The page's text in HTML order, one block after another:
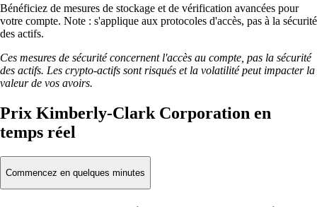
Bénéficiez de mesures de stockage et de vérification avancées pour
votre compte. Note : s'applique aux protocoles d'accès, pas à la sécurité
des actifs.
Ces mesures de sécurité concernent l'accès au compte, pas la sécurité
des actifs. Les crypto-actifs sont risqués et la volatilité peut impacter la
valeur de vos avoirs.
Prix Kimberly-Clark Corporation en
temps réel
Commencez en quelques minutes